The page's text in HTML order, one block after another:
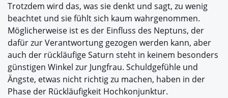
Trotzdem wird das, was sie denkt und sagt, zu wenig
beachtet und sie fühlt sich kaum wahrgenommen.
Möglicherweise ist es der Einfluss des Neptuns, der
dafür zur Verantwortung gezogen werden kann, aber
auch der rückläufige Saturn steht in keinem besonders
günstigen Winkel zur Jungfrau. Schuldgefühle und
Ängste, etwas nicht richtig zu machen, haben in der
Phase der Rückläufigkeit Hochkonjunktur.